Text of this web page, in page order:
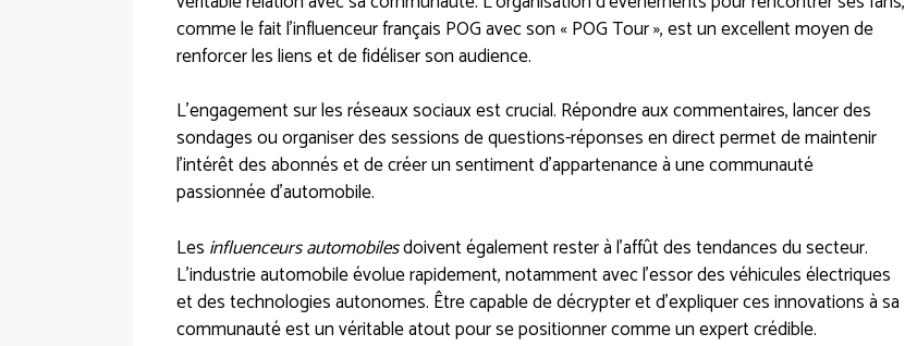
comme le fait l’influenceur français POG avec son « POG Tour », est un excellent moyen de
renforcer les liens et de fidéliser son audience.
L’engagement sur les réseaux sociaux est crucial. Répondre aux commentaires, lancer des
sondages ou organiser des sessions de questions-réponses en direct permet de maintenir
l’intérêt des abonnés et de créer un sentiment d’appartenance à une communauté
passionnée d’automobile.
Les influenceurs automobilesdoivent également rester à l’affût des tendances du secteur.
L’industrie automobile évolue rapidement, notamment avec l’essor des véhicules électriques
et des technologies autonomes. Être capable de décrypter et d’expliquer ces innovations à sa
communauté est un véritable atout pour se positionner comme un expert crédible.